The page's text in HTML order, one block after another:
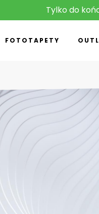
Tylko do
FOTOTAPETY